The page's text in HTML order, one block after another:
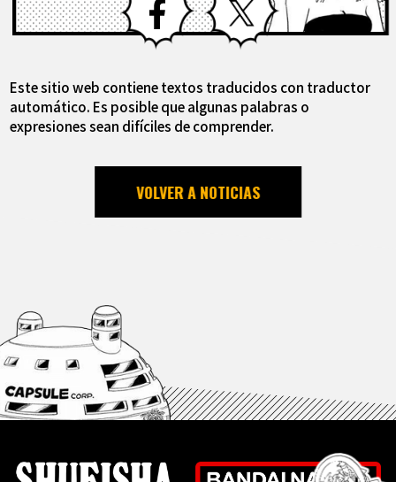
Este sitio web contiene textos traducidos con traductor
automático. Es posible que algunas palabras o
expresiones sean difíciles de comprender.
VOLVER A NOTICIAS